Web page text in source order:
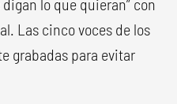
lo que quieran” con
Las cinco voces de los
grabadas para evitar